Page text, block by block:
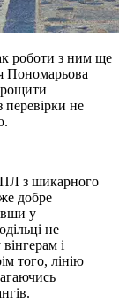
роботи з ним ще
Пономарьова
перевірки не
з шикарного
добре
у
не
і
того, лінію